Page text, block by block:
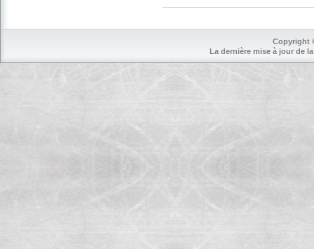
Copyright
La dernière mise à jour de